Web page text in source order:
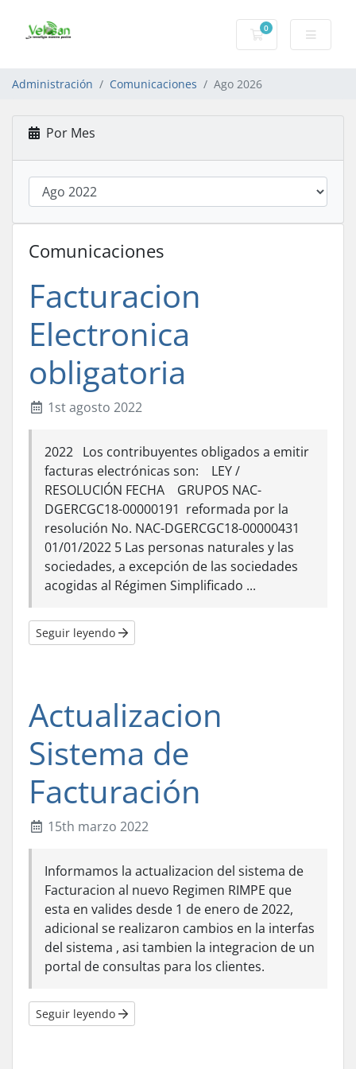
0
Carro de Pedidos
Administración Comunicaciones Ago 2026
Por Mes
Comunicaciones
Facturacion
Electronica
obligatoria
1st agosto 2022
2022 Los contribuyentes obligados a emitir
facturas electrónicas son: LEY /
RESOLUCIÓN FECHA GRUPOS NAC-
DGERCGC18-00000191 reformada por la
resolución No. NAC-DGERCGC18-00000431
01/01/2022 5 Las personas naturales y las
sociedades, a excepción de las sociedades
acogidas al Régimen Simplificado ...
Seguir leyendo
Actualizacion
Sistema de
Facturación
15th marzo 2022
Informamos la actualizacion del sistema de
Facturacion al nuevo Regimen RIMPE que
esta en valides desde 1 de enero de 2022,
adicional se realizaron cambios en la interfas
del sistema , asi tambien la integracion de un
portal de consultas para los clientes.
Seguir leyendo